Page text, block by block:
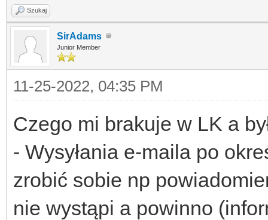
Szukaj
SirAdams
Junior Member
11-25-2022, 04:35 PM
Czego mi brakuje w LK a
- Wysyłania e-maila po
zrobić sobie np
nie wystąpi a powinno